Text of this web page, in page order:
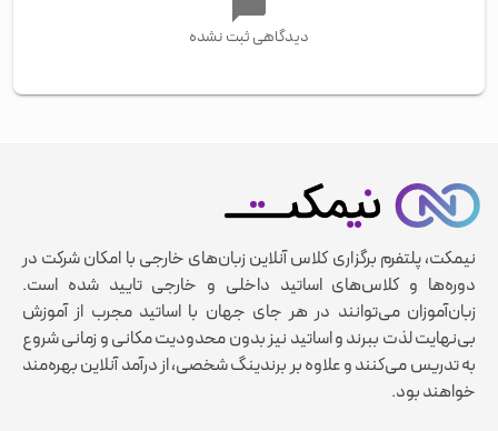
دیدگاهی ثبت نشده
نیمکت، پلتفرم برگزاری کلاس آنلاین زبان‌های خارجی با امکان شرکت در
دوره‌ها و کلاس‌های اساتید داخلی و خارجی تایید شده است.
زبان‌آموزان می‌توانند در هر جای جهان با اساتید مجرب از آموزش
بی‌نهایت لذت ببرند و اساتید نیز بدون محدودیت مکانی و زمانی شروع
به تدریس می‌کنند و علاوه بر برندینگ شخصی، از درآمد آنلاین بهره‌مند
خواهند بود.